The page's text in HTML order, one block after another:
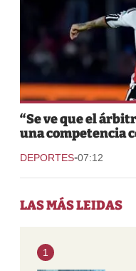
“Se ve que el
una competencia
DEPORTES-07:12
LAS MÁS LEIDAS
1